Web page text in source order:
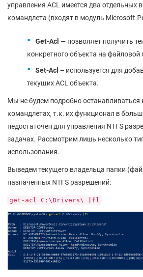
управления ACL имеется два отдельных
командлета (входят в модуль
Get-Acl — позволяет получить
конкретного объекта на файловой
Set-Acl – используется для
текущих ACL объекта.
Мы не будем подробно останавливаться
командлетах, т.к. их функционал в
недостаточен для управления NTFS
задачах. Рассмотрим лишь несколько
использования.
Выведем текущего владельца папки
назначенных NTFS разрешений:
get-acl C:\Drivers\ |fl